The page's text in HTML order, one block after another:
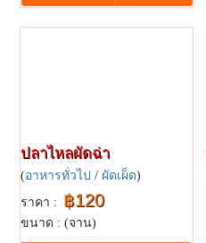
ปลาไหลผัดฉ่า
(อาหารทั่วไป / ผัดเผ็ด)
ราคา : ฿120
ขนาด : (จาน)
...